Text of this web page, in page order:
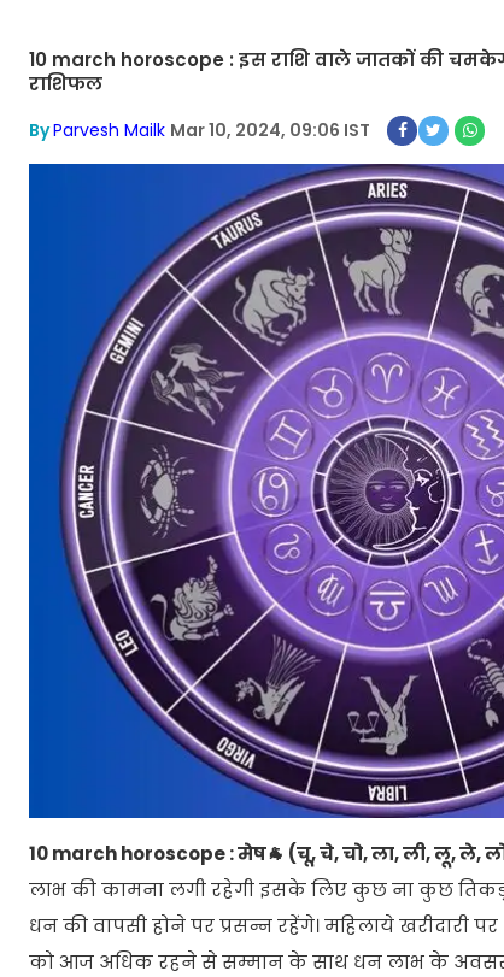
10 march horoscope : इस राशि वाले जातकों की
राशिफल
ByParvesh Mailk Mar 10, 2024, 09:06 IST
10 march horoscope : मेष🐐 (चू, चे, चो, ला, ली, लू, ले,
लाभ की कामना लगी रहेगी इसके लिए कुछ ना कुछ
धन की वापसी होने पर प्रसन्न रहेंगे। महिलाये खरीदारी
को आज अधिक रहने से सम्मान के साथ धन लाभ के अवसर